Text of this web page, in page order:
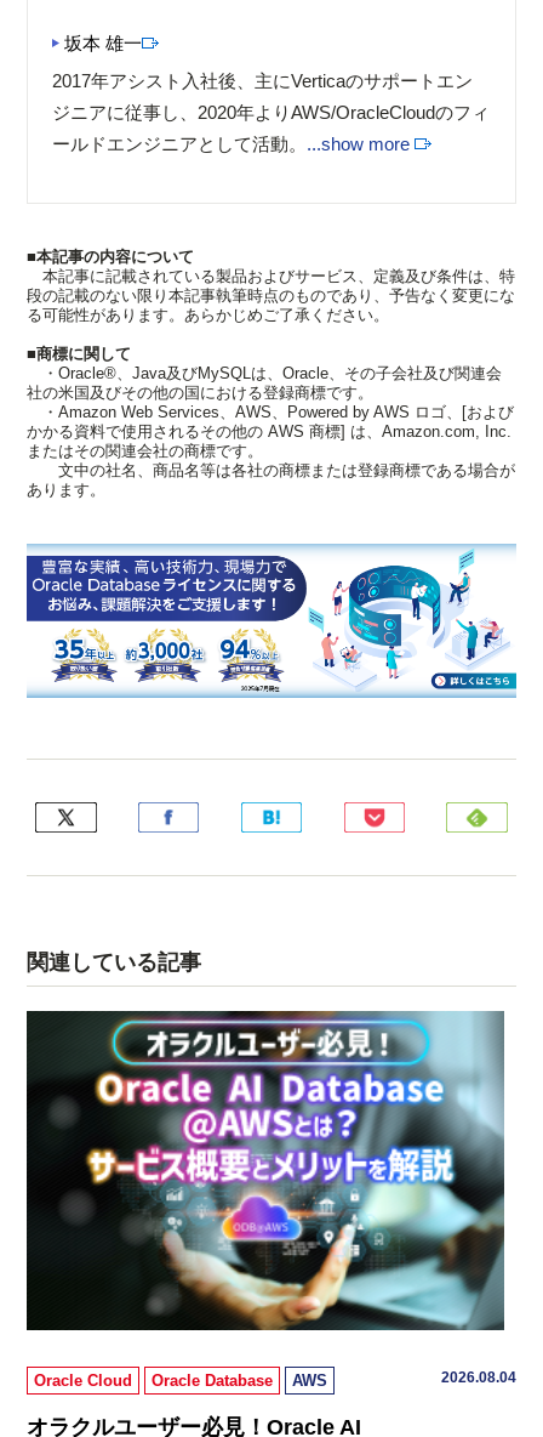
坂本 雄一
2017年アシスト入社後、主にVerticaのサポートエン
ジニアに従事し、2020年よりAWS/OracleCloudのフィ
ールドエンジニアとして活動。 ...show more
■本記事の内容について
本記事に記載されている製品およびサービス、定義及び条件は、特
段の記載のない限り本記事執筆時点のものであり、予告なく変更にな
る可能性があります。あらかじめご了承ください。
■商標に関して
・Oracle®、Java及びMySQLは、Oracle、その子会社及び関連会
社の米国及びその他の国における登録商標です。
・Amazon Web Services、AWS、Powered by AWS ロゴ、[および
かかる資料で使用されるその他の AWS 商標] は、Amazon.com, Inc.
またはその関連会社の商標です。
文中の社名、商品名等は各社の商標または登録商標である場合が
あります。
関連している記事
Oracle Cloud Oracle Database AWS 2026.08.04
オラクルユーザー必見！Oracle AI